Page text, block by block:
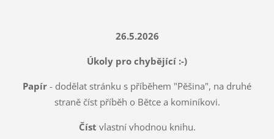
26.5.2026
Úkoly pro chybějící :-)
Papír - dodělat stránku s příběhem "Pěšina", na druhé
straně číst příběh o Bětce a kominíkovi.
Číst vlastní vhodnou knihu.